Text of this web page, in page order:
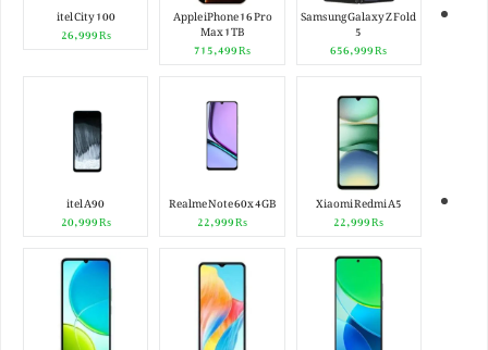
Samsung Galaxy Z Fold
5
₨ 656,999
Apple iPhone 16 Pro
Max 1TB
₨ 715,499
itel City 100
₨ 26,999
Xiaomi Redmi A5
₨ 22,999
Realme Note 60x 4GB
₨ 22,999
itel A90
₨ 20,999